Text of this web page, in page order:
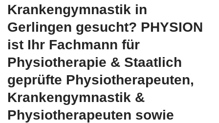
Krankengymnastik in
Gerlingen gesucht? PHYSION
ist Ihr Fachmann für
Physiotherapie & Staatlich
geprüfte Physiotherapeuten,
Krankengymnastik &
Physiotherapeuten sowie